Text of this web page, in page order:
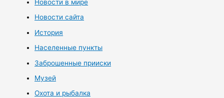
Новости в мире
Новости сайта
История
Населенные пункты
Заброшенные прииски
Музей
Охота и рыбалка